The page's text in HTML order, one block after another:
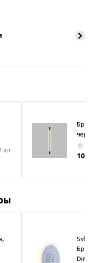
шт
Бра
10
Бра